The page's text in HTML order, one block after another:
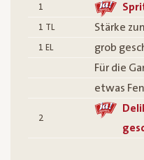
1
1 TL Stärke
1 EL
grob
Für die
etwas
2